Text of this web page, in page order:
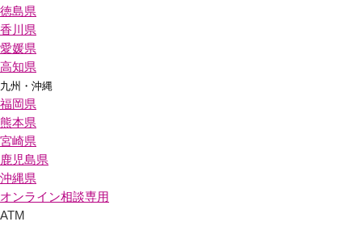
徳島県
香川県
愛媛県
高知県
九州・沖縄
福岡県
熊本県
宮崎県
鹿児島県
沖縄県
オンライン相談専用
ATM